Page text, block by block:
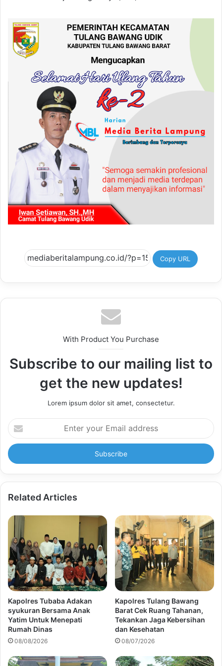
Copy URL
With Product You Purchase
Subscribe to our mailing list to
get the new updates!
Lorem ipsum dolor sit amet, consectetur.
Enter
your
Email
address
Related Articles
Kapolres Tubaba Adakan
syukuran Bersama Anak
Yatim Untuk Menepati
Rumah Dinas
08/08/2026
Kapolres Tulang Bawang
Barat Cek Ruang Tahanan,
Tekankan Jaga Kebersihan
dan Kesehatan
08/07/2026